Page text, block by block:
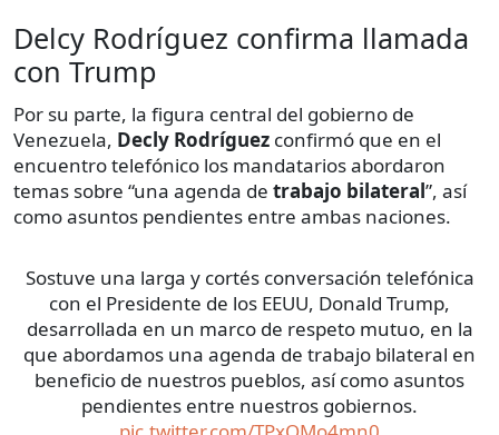
Delcy Rodríguez confirma llamada
con Trump
Por su parte, la figura central del gobierno de
Venezuela, Decly Rodríguez confirmó que en el
encuentro telefónico los mandatarios abordaron
temas sobre “una agenda de trabajo bilateral”, así
como asuntos pendientes entre ambas naciones.
Sostuve una larga y cortés conversación telefónica
con el Presidente de los EEUU, Donald Trump,
desarrollada en un marco de respeto mutuo, en la
que abordamos una agenda de trabajo bilateral en
beneficio de nuestros pueblos, así como asuntos
pendientes entre nuestros gobiernos.